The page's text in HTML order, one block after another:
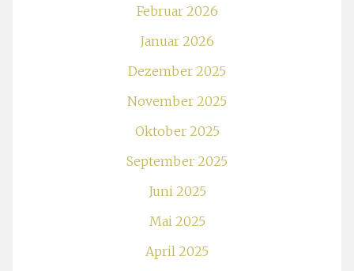
Februar 2026
Januar 2026
Dezember 2025
November 2025
Oktober 2025
September 2025
Juni 2025
Mai 2025
April 2025